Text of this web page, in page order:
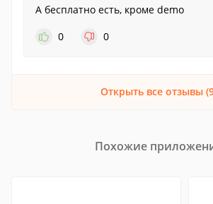
А бесплатно есть, кроме demo
0
0
Открыть все отзывы
Похожие